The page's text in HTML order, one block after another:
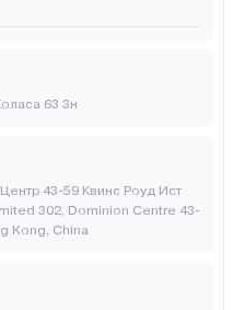
63 3н
43-59 Квинс Роуд Ист
302, Dominion Centre 43-
Kong, China